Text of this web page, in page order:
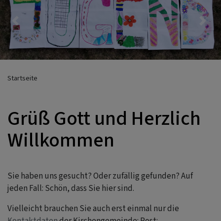
Previous Next
Startseite
Grüß Gott und Herzlich
Willkommen
Sie haben uns gesucht? Oder zufällig gefunden? Auf
jeden Fall: Schön, dass Sie hier sind.
Vielleicht brauchen Sie auch erst einmal nur die